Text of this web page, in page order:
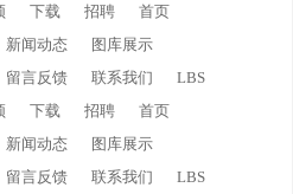
下载 招聘
首页
新闻动态
图库展示
留言反馈 联系我们
LBS
下载 招聘
首页
新闻动态
图库展示
留言反馈 联系我们
LBS